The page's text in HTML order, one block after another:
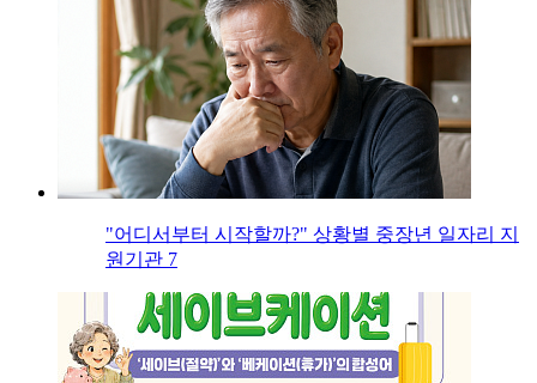
"어디서부터 시작할까?" 상황별 중장년 일자리 지
원기관 7